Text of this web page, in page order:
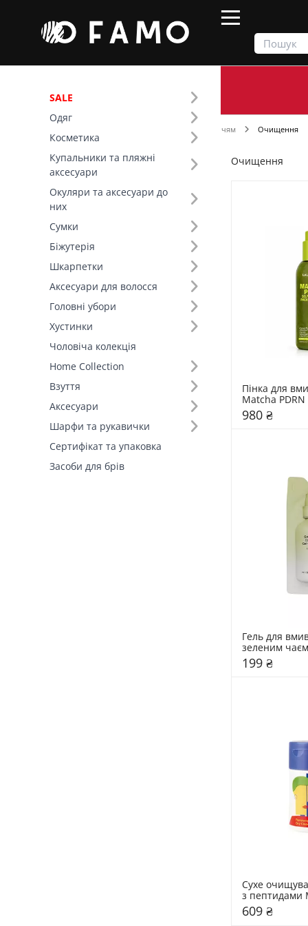
SALE
Одяг
Косметика
Купальники та пляжні
аксесуари
Окуляри та аксесуари до
них
Сумки
Біжутерія
Шкарпетки
Аксесуари для волосся
Головні убори
Хустинки
Чоловіча колекція
Home Collection
Взуття
Аксесуари
Шарфи та рукавички
Сертифікат та упаковка
Засоби для брів
Догляд за обличчям Очищення
Фільтр
Ціна
SALE
Вид товару (18)
Бренд (28)
Тип шкіри (7)
Очищення
Пінка для
Matcha
Lalarecipe 200
980 ₴
Гель для
зеленим
Hidehere 25 мл
199 ₴
Сухе
з пептидами
609 ₴